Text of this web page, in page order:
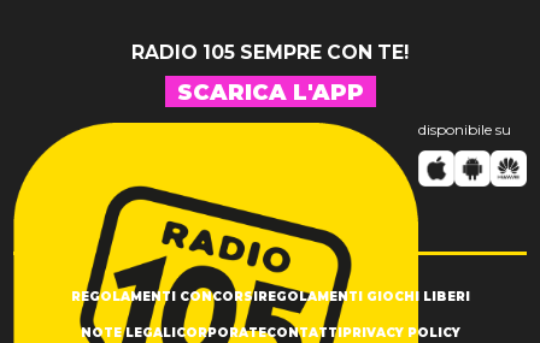
RADIO 105 SEMPRE CON TE!
SCARICA L'APP
disponibile su
REGOLAMENTI CONCORSI REGOLAMENTI GIOCHI LIBERI
NOTE LEGALI CORPORATECONTATTI PRIVACY POLICY